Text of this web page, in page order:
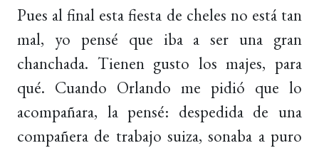
Pues al final esta fiesta de cheles no está tan
mal, yo pensé que iba a ser una gran
chanchada. Tienen gusto los majes, para
qué. Cuando Orlando me pidió que lo
acompañara, la pensé: despedida de una
compañera de trabajo suiza, sonaba a puro